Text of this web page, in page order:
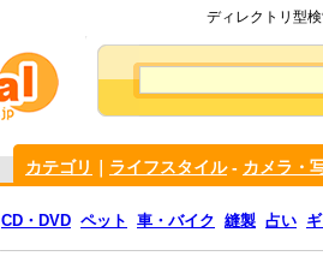
ディレクトリ型
カテゴリ ライフスタイル- カメラ・
CD・DVD ペット 車・バイク 縫製 占い